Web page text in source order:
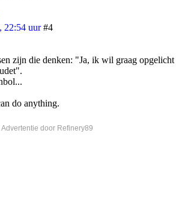
22:54 uur #4
zijn die denken: "Ja, ik wil graag opgelicht
do anything.
door Refinery89